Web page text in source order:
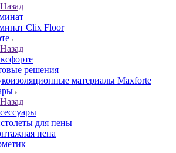
Назад
Clix Floor
Назад
решения
материалы Maxforte
Назад
для пены
пена